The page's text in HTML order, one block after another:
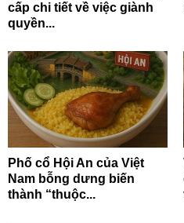
cấp chi tiết về việc giành
quyền...
Phố cổ Hội An của Việt
Nam bỗng dưng biến
thành “thuộc...